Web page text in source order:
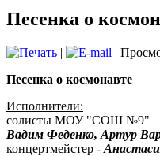
Песенка о
|
|
Песенка о космонавте
Исполнители:
солисты МОУ "СОШ №9"
Вадим Феденко, Артур
концертмейстер -